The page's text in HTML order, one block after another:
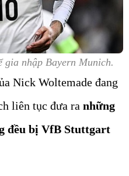
gia nhập Bayern Munich.
Nick Woltemade đang
liên tục đưa ra những
đều bị VfB Stuttgart